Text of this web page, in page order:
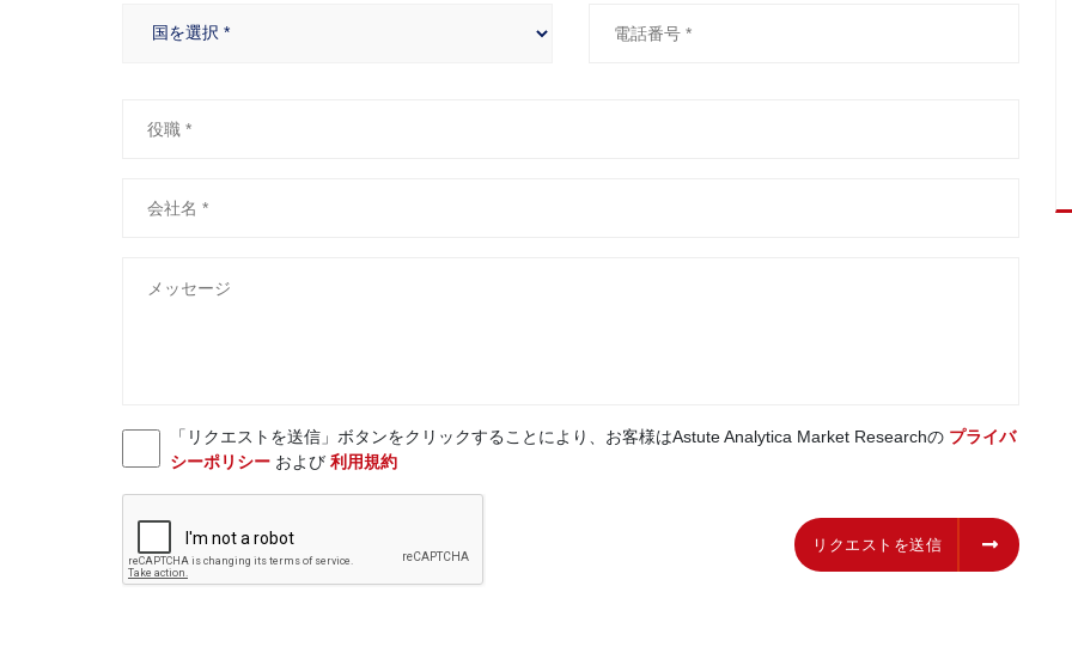
「リクエストを送信」ボタンをクリックすることにより、お客様はAstute Analytica Market Researchの プライバ
シーポリシーおよび 利用規約
リクエストを送信